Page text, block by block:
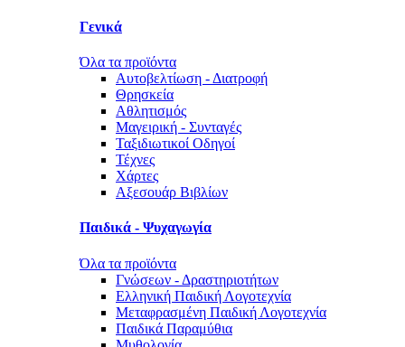
Γενικά
Όλα τα προϊόντα
Αυτοβελτίωση - Διατροφή
Θρησκεία
Αθλητισμός
Μαγειρική - Συνταγές
Ταξιδιωτικοί Οδηγοί
Τέχνες
Χάρτες
Αξεσουάρ Βιβλίων
Παιδικά - Ψυχαγωγία
Όλα τα προϊόντα
Γνώσεων - Δραστηριοτήτων
Ελληνική Παιδική Λογοτεχνία
Μεταφρασμένη Παιδική Λογοτεχνία
Παιδικά Παραμύθια